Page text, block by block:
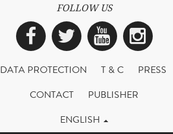
FOLLOW US
Facebook
Twitter
DATA PROTECTION T & C
PRESS
CONTACT
PUBLISHER
ENGLISH